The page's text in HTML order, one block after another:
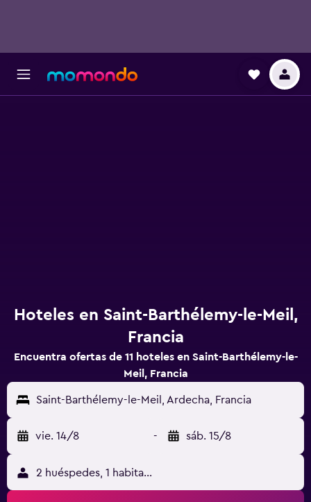
Hoteles en Saint-Barthélemy-le-Meil,
Francia
Encuentra ofertas de 11 hoteles en Saint-Barthélemy-le-
Meil, Francia
Saint-Barthélemy-le-Meil, Ardecha, Francia
vie. 14/8 - sáb. 15/8
2 huéspedes, 1 habitación